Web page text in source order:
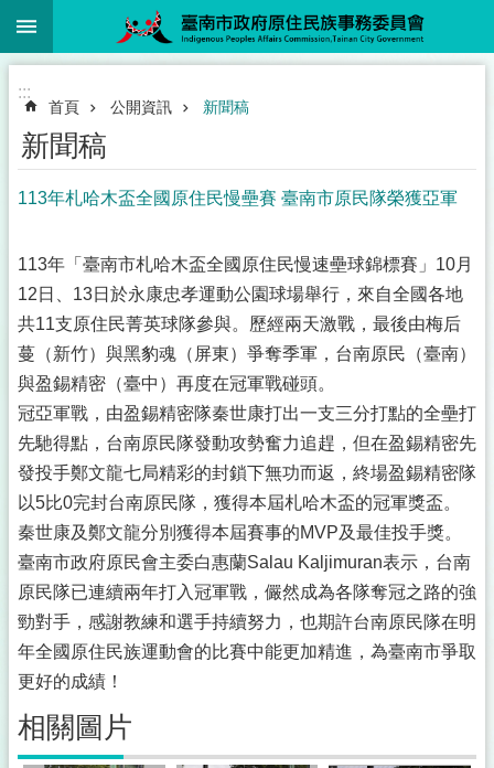
跳到主要內容區塊
:::
首頁 公開資訊 新聞稿
新聞稿
113年札哈木盃全國原住民慢壘賽 臺南市原民隊榮獲亞軍
113年「臺南市札哈木盃全國原住民慢速壘球錦標賽」10月
12日、13日於永康忠孝運動公園球場舉行，來自全國各地
共11支原住民菁英球隊參與。歷經兩天激戰，最後由梅后
蔓（新竹）與黑豹魂（屏東）爭奪季軍，台南原民（臺南）
與盈錫精密（臺中）再度在冠軍戰碰頭。
冠亞軍戰，由盈錫精密隊秦世康打出一支三分打點的全壘打
先馳得點，台南原民隊發動攻勢奮力追趕，但在盈錫精密先
發投手鄭文龍七局精彩的封鎖下無功而返，終場盈錫精密隊
以5比0完封台南原民隊，獲得本屆札哈木盃的冠軍獎盃。
秦世康及鄭文龍分別獲得本屆賽事的MVP及最佳投手獎。
臺南市政府原民會主委白惠蘭Salau Kaljimuran表示，台南
原民隊已連續兩年打入冠軍戰，儼然成為各隊奪冠之路的強
勁對手，感謝教練和選手持續努力，也期許台南原民隊在明
年全國原住民族運動會的比賽中能更加精進，為臺南市爭取
更好的成績！
相關圖片